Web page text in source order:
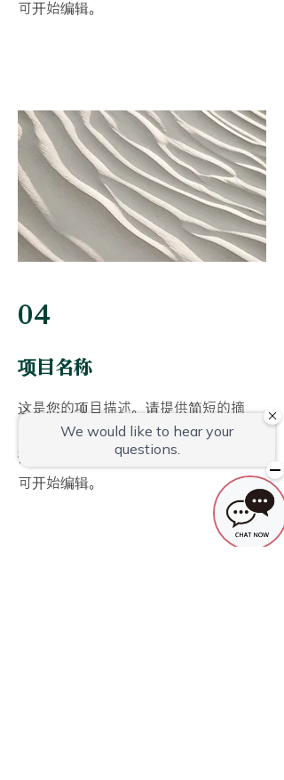
可开始编辑。
04
项目名称
这是您的项目描述。请提供简短的摘
要，以帮助访问者了解您作品的背景和
语境。点击“编辑文本”或双击文本框即
可开始编辑。